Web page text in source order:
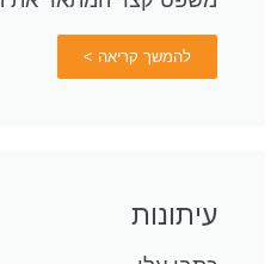
להמשך קריאה >
עיתונות